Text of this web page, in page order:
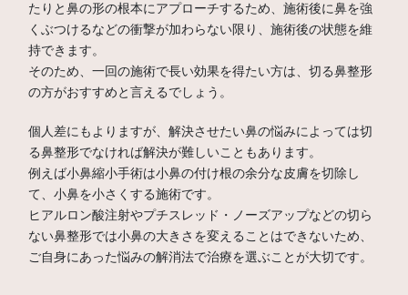
たりと鼻の形の根本にアプローチするため、施術後に鼻を強
くぶつけるなどの衝撃が加わらない限り、施術後の状態を維
持できます。
そのため、一回の施術で長い効果を得たい方は、切る鼻整形
の方がおすすめと言えるでしょう。
個人差にもよりますが、解決させたい鼻の悩みによっては切
る鼻整形でなければ解決が難しいこともあります。
例えば小鼻縮小手術は小鼻の付け根の余分な皮膚を切除し
て、小鼻を小さくする施術です。
ヒアルロン酸注射やプチスレッド・ノーズアップなどの切ら
ない鼻整形では小鼻の大きさを変えることはできないため、
ご自身にあった悩みの解消法で治療を選ぶことが大切です。